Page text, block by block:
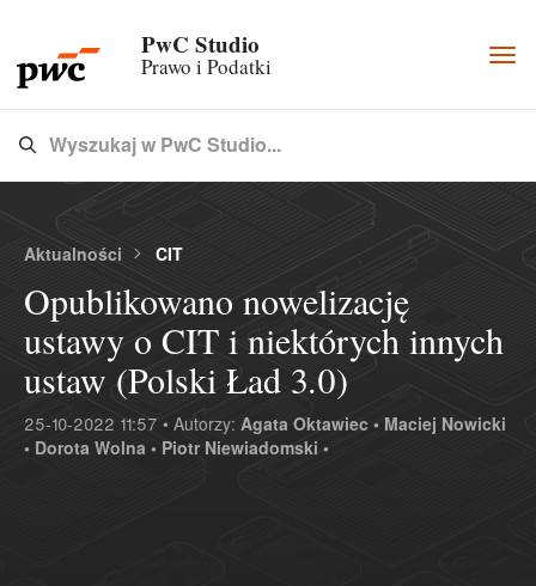
PwC Studio
Prawo i Podatki
Type 3 or more characters for results.
Wyszukaj w PwC Studio...
Aktualności CIT
Opublikowano nowelizację
ustawy o CIT i niektórych innych
ustaw (Polski Ład 3.0)
25-10-2022 11:57 • Autorzy: Agata Oktawiec • Maciej Nowicki
• Dorota Wolna • Piotr Niewiadomski •